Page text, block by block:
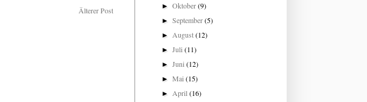
Älterer Post ►Oktober(9)
►September(5)
►August(12)
►Juli(11)
►Juni(12)
►Mai(15)
►April(16)